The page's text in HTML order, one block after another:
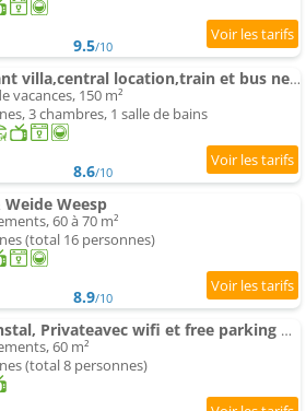
9.5/10
Charmant villa,central location,train et bus nearby
vacances, 150 m²
3 chambres, 1 salle de bains
8.6/10
Weesp
60 à 70 m²
(total 16 personnes)
8.9/10
Paardenstal, Privateavec wifi et free parking pour 1 car
60 m²
(total 8 personnes)